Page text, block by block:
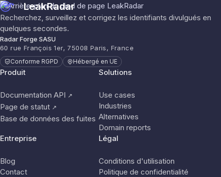
LeakRadar
Recherchez, surveillez et corrigez les identifiants divulgués en
quelques secondes.
Radar Forge SASU
60 rue François 1er, 75008 Paris, France
Conforme RGPD Hébergé en UE
Produit
Documentation API ↗
Page de statut ↗
Base de données des fuites
Solutions
Use cases
Industries
Alternatives
Domain reports
Entreprise
Blog
Contact
Légal
Conditions d'utilisation
Politique de confidentialité